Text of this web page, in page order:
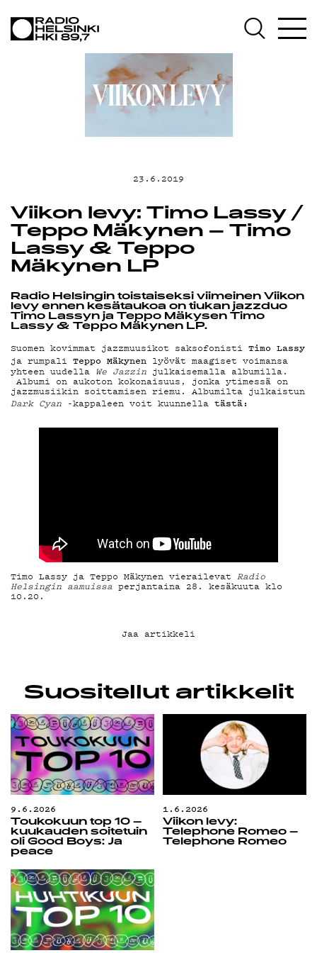
OHJELMAT
TEKIJÄT
ON-DEMAND
PODCAST
MAINOSTA
G LIVELAB
TIETOSUOJA
KIRJAUDU SISÄÄN
23.6.2019
Viikon levy: Timo Lassy /
Teppo Mäkynen – Timo
Lassy & Teppo
Mäkynen LP
Radio Helsingin toistaiseksi viimeinen Viikon
levy ennen kesätaukoa on tiukan jazzduo
Timo Lassyn ja Teppo Mäkysen Timo
Lassy & Teppo Mäkynen LP.
Suomen kovimmat jazzmuusikot saksofonisti Timo Lassy
ja rumpali Teppo Mäkynen lyövät maagiset voimansa
yhteen uudella We Jazzin julkaisemalla albumilla.
Albumi on aukoton kokonaisuus, jonka ytimessä on
jazzmusiikin soittamisen riemu. Albumilta julkaistun
Dark Cyan -kappaleen voit kuunnella tästä:
Timo Lassy ja Teppo Mäkynen vierailevat Radio
Helsingin aamuissa perjantaina 28. kesäkuuta klo
10.20.
Jaa artikkeli
Suositellut artikkelit
9.6.2026
Toukokuun top 10 –
kuukauden soitetuin
oli Good Boys: Ja
peace
1.6.2026
Viikon levy:
Telephone Romeo –
Telephone Romeo